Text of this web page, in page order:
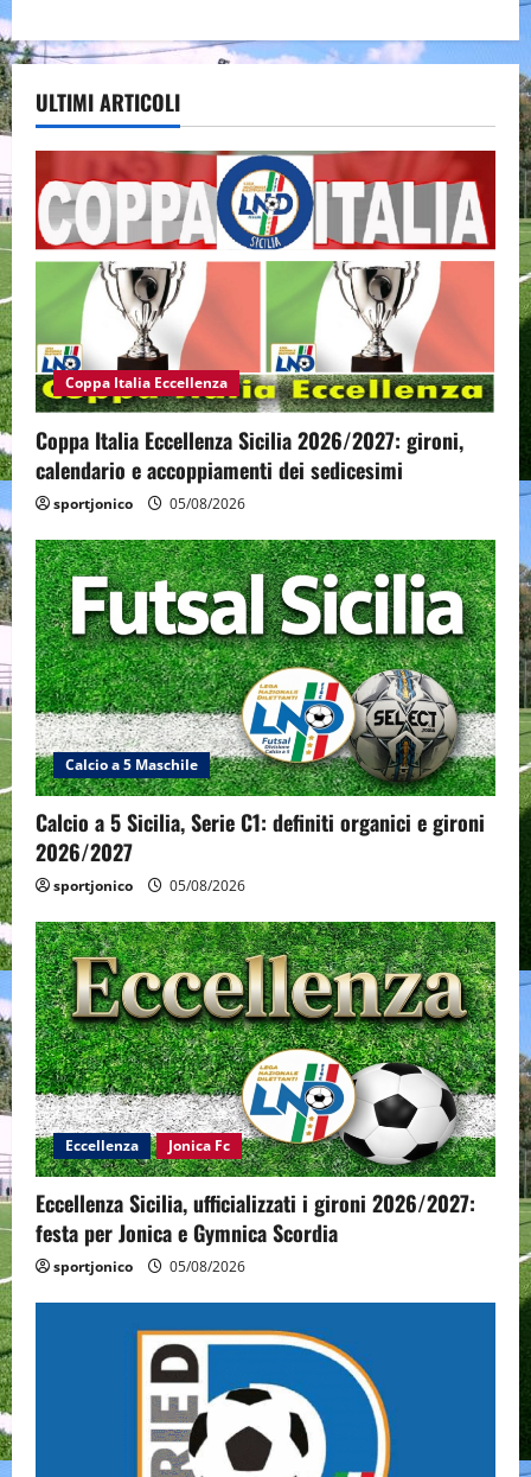
ULTIMI ARTICOLI
Coppa Italia Eccellenza
Coppa Italia Eccellenza Sicilia 2026/2027: gironi,
calendario e accoppiamenti dei sedicesimi
sportjonico 05/08/2026
Calcio a 5 Maschile
Calcio a 5 Sicilia, Serie C1: definiti organici e gironi
2026/2027
sportjonico 05/08/2026
Eccellenza Jonica Fc
Eccellenza Sicilia, ufficializzati i gironi 2026/2027:
festa per Jonica e Gymnica Scordia
sportjonico 05/08/2026